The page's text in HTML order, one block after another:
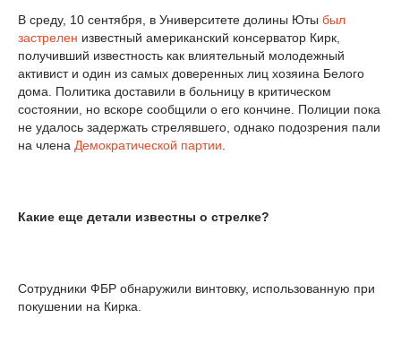
В среду, 10 сентября, в Университете долины Юты был
застрелен известный американский консерватор Кирк,
получивший известность как влиятельный молодежный
активист и один из самых доверенных лиц хозяина Белого
дома. Политика доставили в больницу в критическом
состоянии, но вскоре сообщили о его кончине. Полиции пока
не удалось задержать стрелявшего, однако подозрения пали
на члена Демократической партии
Какие еще детали известны о стрелке?
Сотрудники ФБР обнаружили винтовку, использованную при
покушении на Кирка.